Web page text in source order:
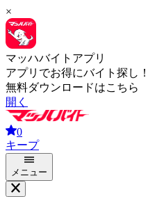
×
マッハバイトアプリ
アプリでお得にバイト探し！
無料ダウンロードはこちら
開く
0
キープ
メニュー